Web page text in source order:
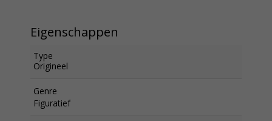
Eigenschappen
Type
Origineel
Genre
Figuratief